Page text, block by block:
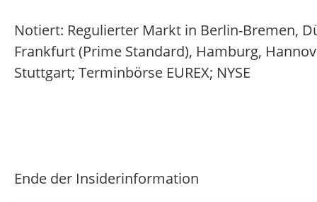
Notiert: Regulierter Markt in Berlin-Bremen,
Frankfurt (Prime Standard), Hamburg,
Stuttgart; Terminbörse EUREX; NYSE
Ende der Insiderinformation